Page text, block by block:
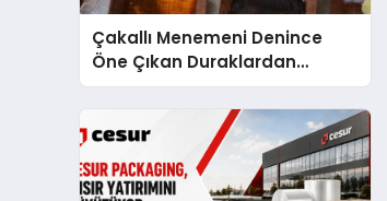
Çakallı Menemeni Denince
Öne Çıkan Duraklardan
Aytaçoğlu Menemen